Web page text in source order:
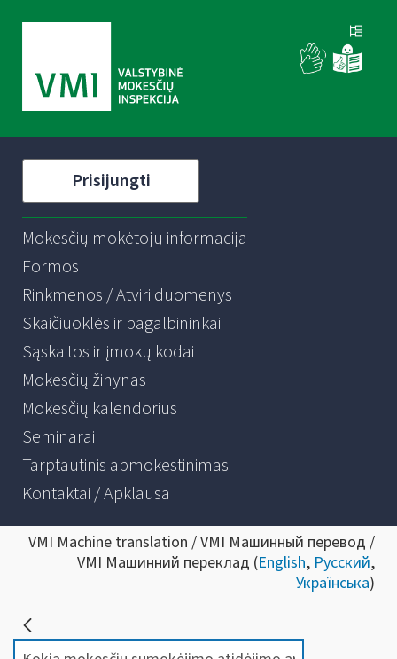
Prisijungti
Mokesčių mokėtojų informacija
Formos
Rinkmenos / Atviri duomenys
Skaičiuoklės ir pagalbininkai
Sąskaitos ir įmokų kodai
Mokesčių žinynas
Mokesčių kalendorius
Seminarai
Tarptautinis apmokestinimas
Kontaktai / Apklausa
VMI Machine translation / VMI Машинный перевод /
VMI Машинний переклад (English, Русский,
Українська)